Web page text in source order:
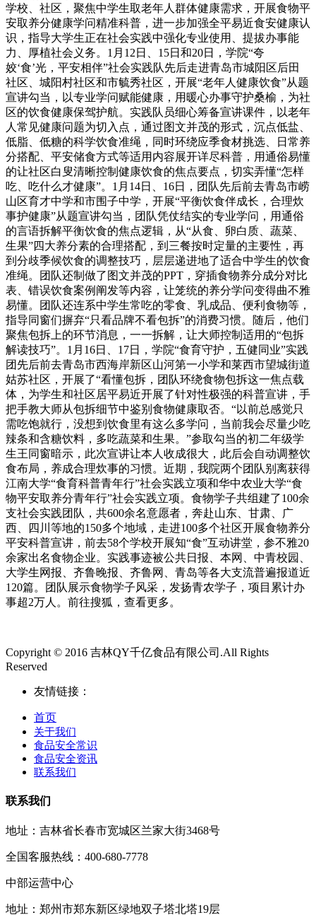
学校、社区，聚焦中学生取老年人群体健康需求，开展食物平
安取养分健康学问精准科普，进一步加强全平易近食安健康认
识，指导大学生正在社会实践中强化专业使用、提拔办事能
力、厚植社会义务。1月12日、15日和20日，学院“夸
姣‘食’光，平安相伴”社会实践队先后走进青岛市城阳区后田
社区、城阳村社区和市毓秀社区，开展“老年人健康饮食”从题
宣讲勾当，以专业学问赋能健康，用暖心办事守护桑榆，为社
区的饮食健康保驾护航。实践队员细心筹备宣讲课件，以老年
人常见健康问题为切入点，通过图文并茂的形式，沉点低盐、
低脂、低糖的科学饮食准绳，同时环绕应季食材挑选、日常养
分搭配、平安储食方式等适用内容展开详尽科普，用通俗易懂
的让社区白叟清晰控制健康饮食的焦点要点，切实弄懂“怎样
吃、吃什么才健康”。1月14日、16日，团队先后前去青岛市崂
山区育才中学和市围子中学，开展“平衡饮食伴成长，合理炊
事护健康”从题宣讲勾当，团队凭仗结实的专业学问，用通俗
的言语拆解平衡饮食的焦点逻辑，从“从食、卵白质、蔬菜、
生果”四大养分素的合理搭配，到三餐按时定量的主要性，再
到分歧季候饮食的调整技巧，层层递进地了适合中学生的饮食
准绳。团队还制做了图文并茂的PPT，穿插食物养分成分对比
表、错误饮食案例阐发等内容，让笼统的养分学问变得曲不雅
易懂。团队还连系中学生常吃的零食、乳成品、便利食物等，
指导同窗们摒弃“只看品牌不看包拆”的消费习惯。随后，他们
聚焦包拆上的环节消息，一一拆解，让大师控制适用的“包拆
解读技巧”。1月16日、17日，学院“食育守护，五健同业”实践
团先后前去青岛市西海岸新区山河第一小学和莱西市望城街道
姑苏社区，开展了“看懂包拆，团队环绕食物包拆这一焦点载
体，为学生和社区居平易近开展了针对性极强的科普宣讲，手
把手教大师从包拆细节中鉴别食物健康取否。“以前总感觉只
需吃饱就行，没想到饮食里有这么多学问，当前我会尽量少吃
辣条和含糖饮料，多吃蔬菜和生果。”参取勾当的初二年级学
生王同窗暗示，此次宣讲让本人收成很大，此后会自动调整饮
食布局，养成合理炊事的习惯。近期，我院两个团队别离获得
江南大学“食育科普青年行”社会实践立项和华中农业大学“食
物平安取养分青年行”社会实践立项。食物学子共组建了100余
支社会实践团队，共600余名意愿者，奔赴山东、甘肃、广
西、四川等地的150多个地域，走进100多个社区开展食物养分
平安科普宣讲，前去58个学校开展知“食”互动讲堂，参不雅20
余家出名食物企业。实践事迹被公共日报、本网、中青校园、
大学生网报、齐鲁晚报、齐鲁网、青岛等各大支流普遍报道近
120篇。团队展示食物学子风采，发扬青农学子，项目累计办
事超2万人。前往搜狐，查看更多。
Copyright © 2016 吉林QY千亿食品有限公司.All Rights
Reserved
友情链接：
首页
关于我们
食品安全常识
食品安全资讯
联系我们
联系我们
地址：吉林省长春市宽城区兰家大街3468号
全国客服热线：400-680-7778
中部运营中心
地址：郑州市郑东新区绿地双子塔北塔19层